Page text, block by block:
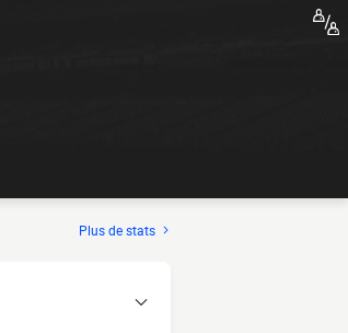
Plus de stats